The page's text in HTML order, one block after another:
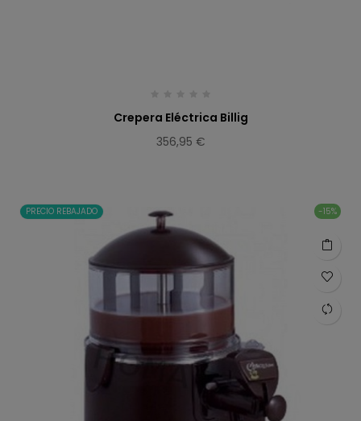
Crepera Eléctrica Billig
356,95 €
-15%
PRECIO REBAJADO